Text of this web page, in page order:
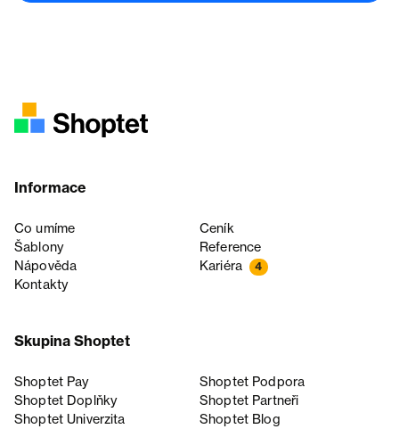
Informace
Co umíme
Ceník
Šablony
Reference
Nápověda
Kariéra 4
Kontakty
Skupina Shoptet
Shoptet Pay
Shoptet Podpora
Shoptet Doplňky
Shoptet Partneři
Shoptet Univerzita
Shoptet Blog